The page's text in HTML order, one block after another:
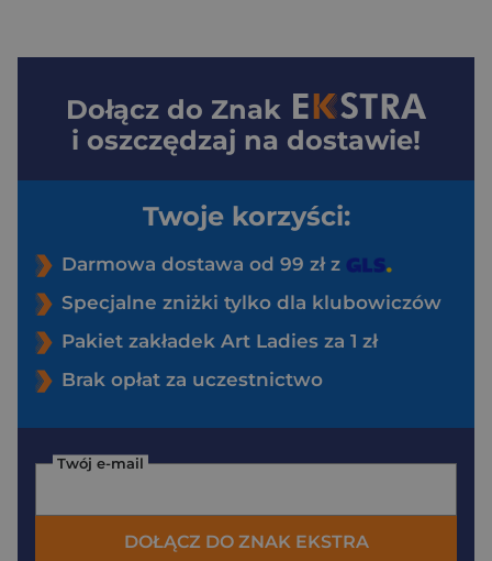
Dołącz do Znak
i oszczędzaj na dostawie!
Twoje korzyści:
Darmowa dostawa od 99 zł z
Specjalne zniżki tylko dla klubowiczów
Pakiet zakładek Art Ladies za 1 zł
Brak opłat za uczestnictwo
Twój e-mail
DOŁĄCZ DO ZNAK EKSTRA